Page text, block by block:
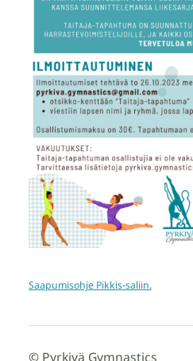
Saapumisohje Pikkis-saliin.
© Pyrkivä Gymnastics